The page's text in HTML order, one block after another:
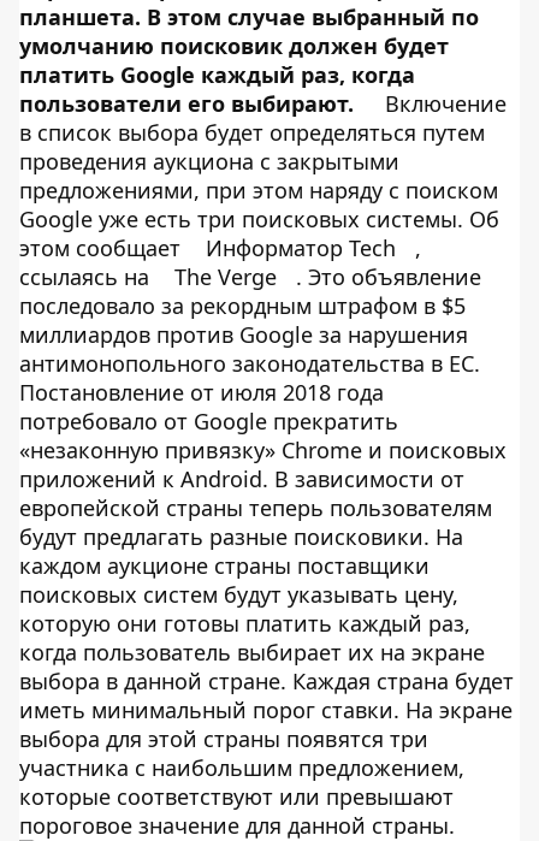
планшета. В этом случае выбранный по
умолчанию поисковик должен будет
платить Google каждый раз, когда
пользователи его выбирают.
Включение
в список выбора будет определяться путем
проведения аукциона с закрытыми
предложениями, при этом наряду с поиском
Google уже есть три поисковых системы. Об
этом сообщает
Информатор Tech
,
ссылаясь на
The Verge
. Это объявление
последовало за рекордным штрафом в $5
миллиардов против Google за нарушения
антимонопольного законодательства в ЕС.
Постановление от июля 2018 года
потребовало от Google прекратить
«незаконную привязку» Chrome и поисковых
приложений к Android. В зависимости от
европейской страны теперь пользователям
будут предлагать разные поисковики. На
каждом аукционе страны поставщики
поисковых систем будут указывать цену,
которую они готовы платить каждый раз,
когда пользователь выбирает их на экране
выбора в данной стране. Каждая страна будет
иметь минимальный порог ставки. На экране
выбора для этой страны появятся три
участника с наибольшим предложением,
которые соответствуют или превышают
пороговое значение для данной страны.